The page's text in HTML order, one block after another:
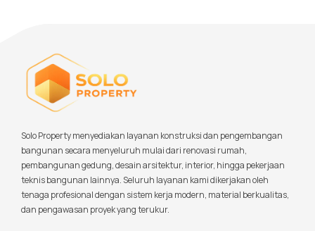
Solo Property menyediakan layanan konstruksi dan pengembangan
bangunan secara menyeluruh mulai dari renovasi rumah,
pembangunan gedung, desain arsitektur, interior, hingga pekerjaan
teknis bangunan lainnya. Seluruh layanan kami dikerjakan oleh
tenaga profesional dengan sistem kerja modern, material berkualitas,
dan pengawasan proyek yang terukur.